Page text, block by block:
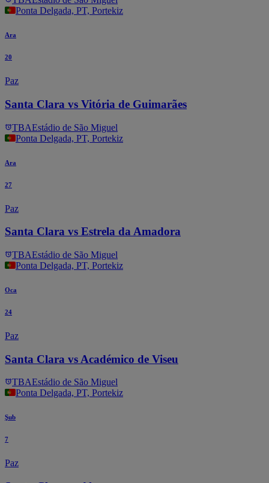
Ponta Delgada, PT, Portekiz
Ara
20
Paz
Santa Clara vs Vitória de Guimarães
TBAEstádio de São Miguel
Ponta Delgada, PT, Portekiz
Ara
27
Paz
Santa Clara vs Estrela da Amadora
TBAEstádio de São Miguel
Ponta Delgada, PT, Portekiz
Oca
24
Paz
Santa Clara vs Académico de Viseu
TBAEstádio de São Miguel
Ponta Delgada, PT, Portekiz
Şub
7
Paz